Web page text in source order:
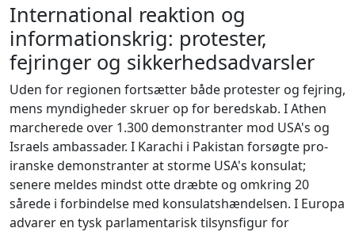
International reaktion og
informationskrig: protester,
fejringer og sikkerhedsadvarsler
Uden for regionen fortsætter både protester og fejring,
mens myndigheder skruer op for beredskab. I Athen
marcherede over 1.300 demonstranter mod USA's og
Israels ambassader. I Karachi i Pakistan forsøgte pro-
iranske demonstranter at storme USA's konsulat;
senere meldes mindst otte dræbte og omkring 20
sårede i forbindelse med konsulatshændelsen. I Europa
advarer en tysk parlamentarisk tilsynsfigur for